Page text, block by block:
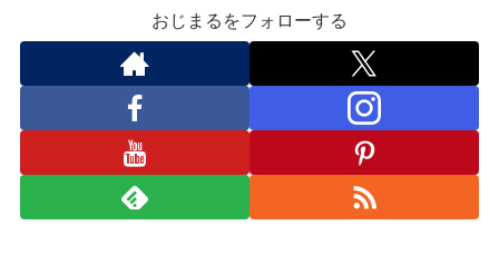
おじまるをフォローする